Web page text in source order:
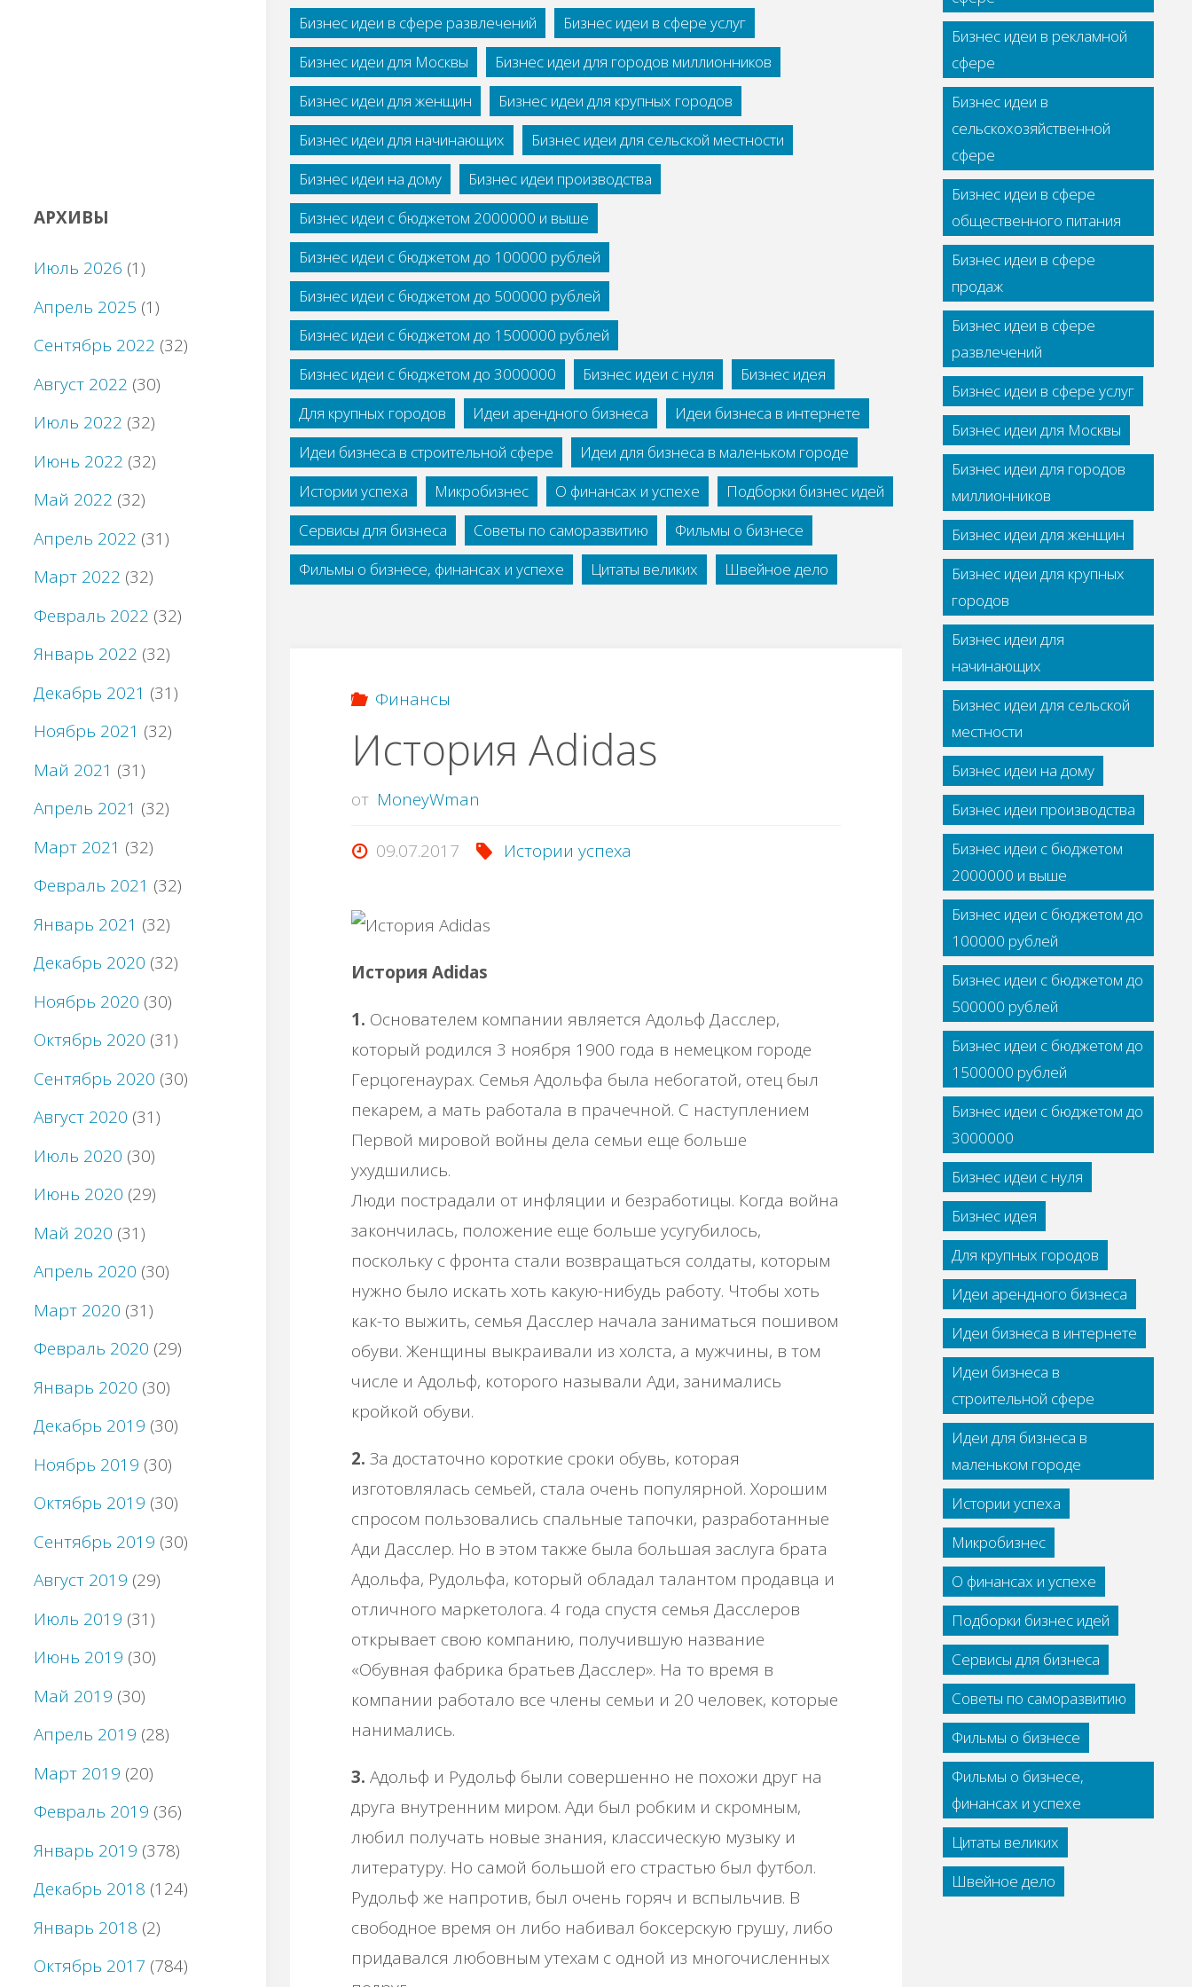
Бизнес идеи в сфере развлечений
Бизнес идеи в сфере услуг
Бизнес идеи для Москвы
Бизнес идеи для городов миллионников
Бизнес идеи для женщин
Бизнес идеи для крупных городов
Бизнес идеи для начинающих
Бизнес идеи для сельской местности
Бизнес идеи на дому
Бизнес идеи производства
Бизнес идеи с бюджетом 2000000 и выше
Бизнес идеи с бюджетом до 100000 рублей
Бизнес идеи с бюджетом до 500000 рублей
Бизнес идеи с бюджетом до 1500000 рублей
Бизнес идеи с бюджетом до 3000000
Бизнес идеи с нуля
Бизнес идея
Для крупных городов
Идеи арендного бизнеса
Идеи бизнеса в интернете
Идеи бизнеса в строительной сфере
Идеи для бизнеса в маленьком городе
Истории успеха
Микробизнес О финансах и успехе
Подборки бизнес идей
Сервисы для бизнеса
Советы по саморазвитию
Фильмы о бизнесе
Фильмы о бизнесе, финансах и успехе
Цитаты великих Швейное дело
Финансы
История Adidas
от MoneyWman
09.07.2017 Истории успеха
История Adidas
1. Основателем компании является Адольф Дасслер,
который родился 3 ноября 1900 года в немецком городе
Герцогенаурах. Семья Адольфа была небогатой, отец был
пекарем, а мать работала в прачечной. С наступлением
Первой мировой войны дела семьи еще больше
ухудшились.
Люди пострадали от инфляции и безработицы. Когда война
закончилась, положение еще больше усугубилось,
поскольку с фронта стали возвращаться солдаты, которым
нужно было искать хоть какую-нибудь работу. Чтобы хоть
как-то выжить, семья Дасслер начала заниматься пошивом
обуви. Женщины выкраивали из холста, а мужчины, в том
числе и Адольф, которого называли Ади, занимались
кройкой обуви.
2. За достаточно короткие сроки обувь, которая
изготовлялась семьей, стала очень популярной. Хорошим
спросом пользовались спальные тапочки, разработанные
Ади Дасслер. Но в этом также была большая заслуга брата
Адольфа, Рудольфа, который обладал талантом продавца и
отличного маркетолога. 4 года спустя семья Дасслеров
открывает свою компанию, получившую название
«Обувная фабрика братьев Дасслер». На то время в
компании работало все члены семьи и 20 человек, которые
нанимались.
3. Адольф и Рудольф были совершенно не похожи друг на
друга внутренним миром. Ади был робким и скромным,
любил получать новые знания, классическую музыку и
литературу. Но самой большой его страстью был футбол.
Рудольф же напротив, был очень горяч и вспыльчив. В
свободное время он либо набивал боксерскую грушу, либо
придавался любовным утехам с одной из многочисленных
АРХИВЫ
Июль 2026 (1)
Апрель 2025 (1)
Сентябрь 2022 (32)
Август 2022 (30)
Июль 2022 (32)
Июнь 2022 (32)
Май 2022 (32)
Апрель 2022 (31)
Март 2022 (32)
Февраль 2022 (32)
Январь 2022 (32)
Декабрь 2021 (31)
Ноябрь 2021 (32)
Май 2021 (31)
Апрель 2021 (32)
Март 2021 (32)
Февраль 2021 (32)
Январь 2021 (32)
Декабрь 2020 (32)
Ноябрь 2020 (30)
Октябрь 2020 (31)
Сентябрь 2020 (30)
Август 2020 (31)
Июль 2020 (30)
Июнь 2020 (29)
Май 2020 (31)
Апрель 2020 (30)
Март 2020 (31)
Февраль 2020 (29)
Январь 2020 (30)
Декабрь 2019 (30)
Ноябрь 2019 (30)
Октябрь 2019 (30)
Сентябрь 2019 (30)
Август 2019 (29)
Июль 2019 (31)
Июнь 2019 (30)
Май 2019 (30)
Апрель 2019 (28)
Март 2019 (20)
Февраль 2019 (36)
Январь 2019 (378)
Декабрь 2018 (124)
Январь 2018 (2)
Октябрь 2017 (784)
Бизнес идеи в рекламной
сфере
Бизнес идеи в
сельскохозяйственной
сфере
Бизнес идеи в сфере
общественного питания
Бизнес идеи в сфере
продаж
Бизнес идеи в сфере
развлечений
Бизнес идеи в сфере услуг
Бизнес идеи для Москвы
Бизнес идеи для городов
миллионников
Бизнес идеи для женщин
Бизнес идеи для крупных
городов
Бизнес идеи для
начинающих
Бизнес идеи для сельской
местности
Бизнес идеи на дому
Бизнес идеи производства
Бизнес идеи с бюджетом
2000000 и выше
Бизнес идеи с бюджетом до
100000 рублей
Бизнес идеи с бюджетом до
500000 рублей
Бизнес идеи с бюджетом до
1500000 рублей
Бизнес идеи с бюджетом до
3000000
Бизнес идеи с нуля
Бизнес идея
Для крупных городов
Идеи арендного бизнеса
Идеи бизнеса в интернете
Идеи бизнеса в
строительной сфере
Идеи для бизнеса в
маленьком городе
Истории успеха
Микробизнес
О финансах и успехе
Подборки бизнес идей
Сервисы для бизнеса
Советы по саморазвитию
Фильмы о бизнесе
Фильмы о бизнесе,
финансах и успехе
Цитаты великих
Швейное дело